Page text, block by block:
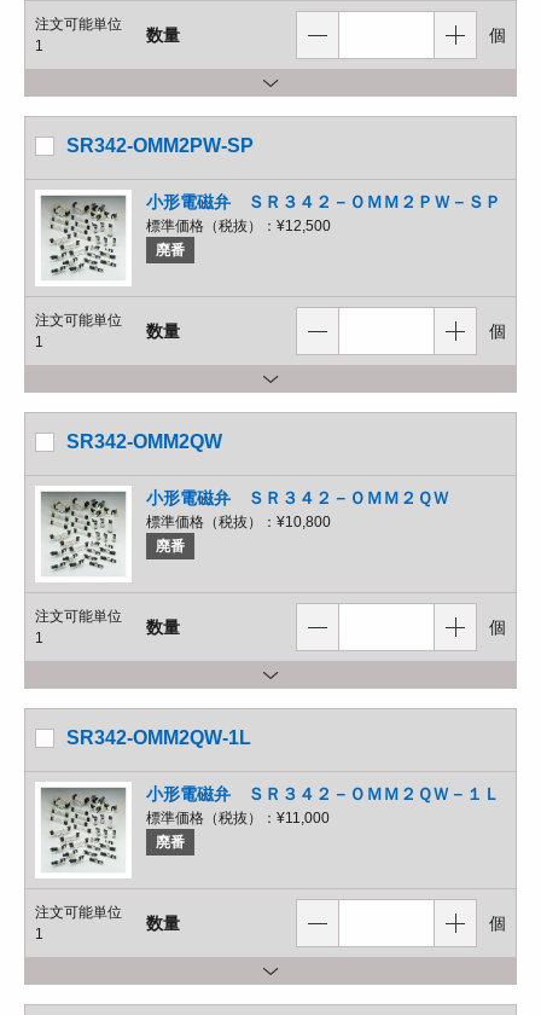
注文可能単位
1
数量 個
SR342-OMM2PW-SP
小形電磁弁 ＳＲ３４２－ＯＭＭ２ＰＷ－ＳＰ
標準価格（税抜）： ¥12,500
廃番
注文可能単位
1
数量 個
SR342-OMM2QW
小形電磁弁 ＳＲ３４２－ＯＭＭ２ＱＷ
標準価格（税抜）： ¥10,800
廃番
注文可能単位
1
数量 個
SR342-OMM2QW-1L
小形電磁弁 ＳＲ３４２－ＯＭＭ２ＱＷ－１Ｌ
標準価格（税抜）： ¥11,000
廃番
注文可能単位
1
数量 個